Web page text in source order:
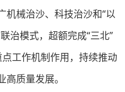
机械治沙、科技治沙和“以
治模式，超额完成“三北”
工作机制作用，持续推动
质量发展。